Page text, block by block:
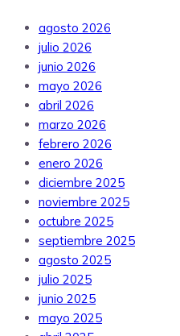
agosto 2026
julio 2026
junio 2026
mayo 2026
abril 2026
marzo 2026
febrero 2026
enero 2026
diciembre 2025
noviembre 2025
octubre 2025
septiembre 2025
agosto 2025
julio 2025
junio 2025
mayo 2025